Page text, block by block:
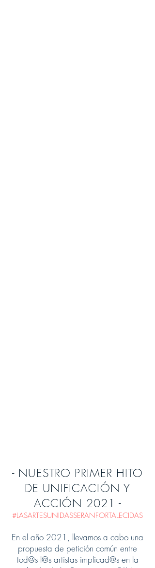
- NUESTRO PRIMER HITO
DE UNIFICACIÓN Y
ACCIÓN 2021 -
#LASARTESUNIDASSERANFORTALECIDAS
En el año 2021, llevamos a cabo una
propuesta de petición común entre
tod@s l@s artistas implicad@s en la